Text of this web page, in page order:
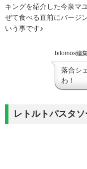
キングを紹介した今泉マ
ぜて食べる直前にバージ
いう事です♪
bitomos編
落合シ
わ！
レトルトパスタ